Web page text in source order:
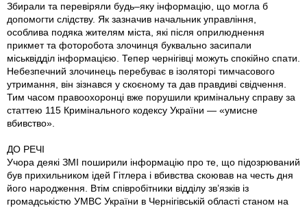
Збирали та перевіряли будь–яку інформацію, що могла б
допомогти слідству. Як зазначив начальник управління,
особлива подяка жителям міста, які після оприлюднення
прикмет та фоторобота злочинця буквально засипали
міськвідділ інформацією. Тепер чернігівці можуть спокійно спати.
Небезпечний злочинець перебуває в ізоляторі тимчасового
утримання, він зізнався у скоєному та дав правдиві свідчення.
Тим часом правоохоронці вже порушили кримінальну справу за
статтею 115 Кримінального кодексу України — «умисне
вбивство».
ДО РЕЧІ
Учора деякі ЗМІ поширили інформацію про те, що підозрюваний
був прихильником ідей Гітлера і вбивства скоював на честь дня
його народження. Втім співробітники відділу зв’язків із
громадськістю УМВС України в Чернігівській області станом на